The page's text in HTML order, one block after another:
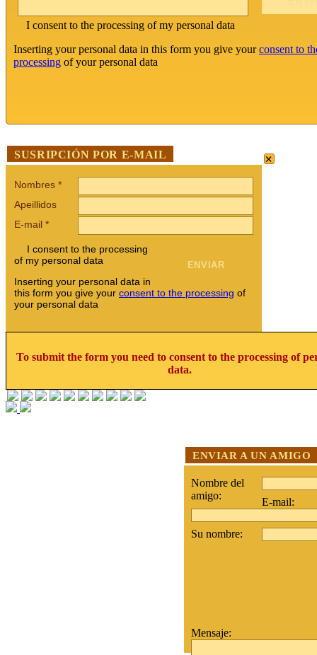
I consent to the processing of my personal data
Inserting your personal data in this form you give yourconsent to
processing of your personal data
SUSRIPCIÓN POR E-MAIL ×
Nombres *
Apeillidos
E-mail *
I consent to the processing
of my personal data
Inserting your personal data in
this form you give your consent to the processing of
your personal data
To submit the form you need to consent to the processing of
data.
ENVIAR A UN AMIGO
Nombre del
amigo:
E-mail:
Su nombre:
Mensaje: